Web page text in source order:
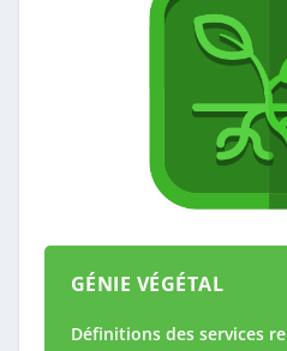
GÉNIE VÉGÉTAL
Définitions des services